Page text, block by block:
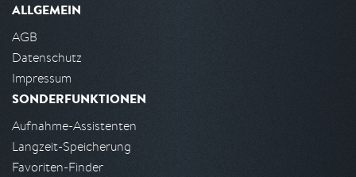
ALLGEMEIN
AGB
Datenschutz
Impressum
SONDERFUNKTIONEN
Aufnahme-Assistenten
Langzeit-Speicherung
Favoriten-Finder